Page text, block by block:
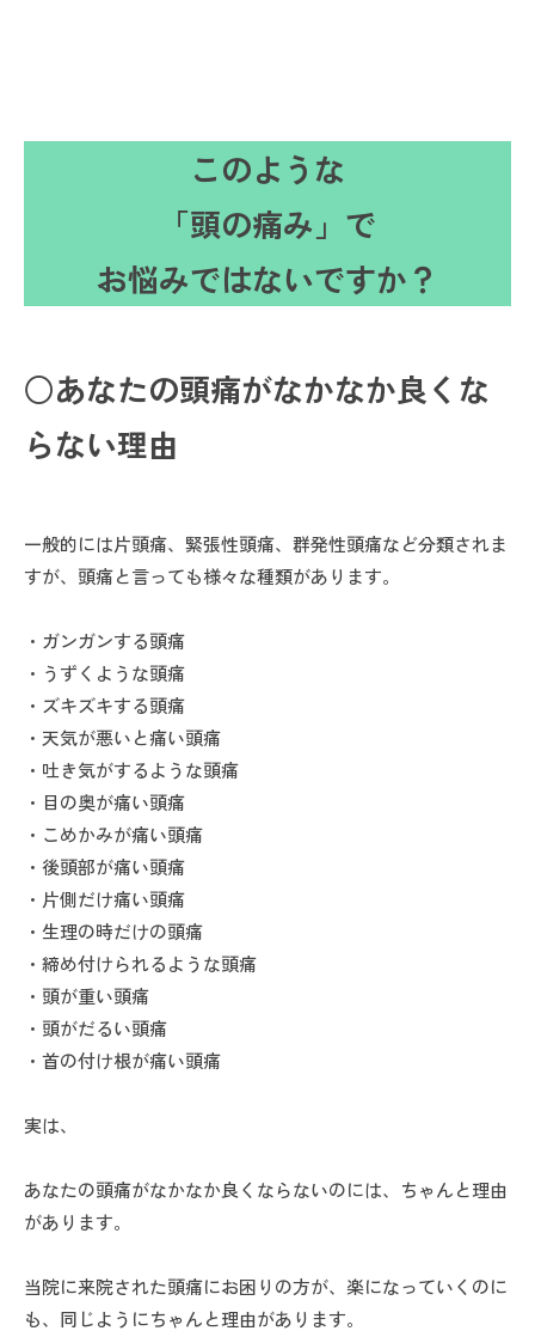
このような
「頭の痛み」で
お悩みではないですか？
○あなたの頭痛がなかなか良くな
らない理由
一般的には片頭痛、緊張性頭痛、群発性頭痛など分類されま
すが、頭痛と言っても様々な種類があります。
・ガンガンする頭痛
・うずくような頭痛
・ズキズキする頭痛
・天気が悪いと痛い頭痛
・吐き気がするような頭痛
・目の奥が痛い頭痛
・こめかみが痛い頭痛
・後頭部が痛い頭痛
・片側だけ痛い頭痛
・生理の時だけの頭痛
・締め付けられるような頭痛
・頭が重い頭痛
・頭がだるい頭痛
・首の付け根が痛い頭痛
実は、
あなたの頭痛がなかなか良くならないのには、ちゃんと理由
があります。
当院に来院された頭痛にお困りの方が、楽になっていくのに
も、同じようにちゃんと理由があります。